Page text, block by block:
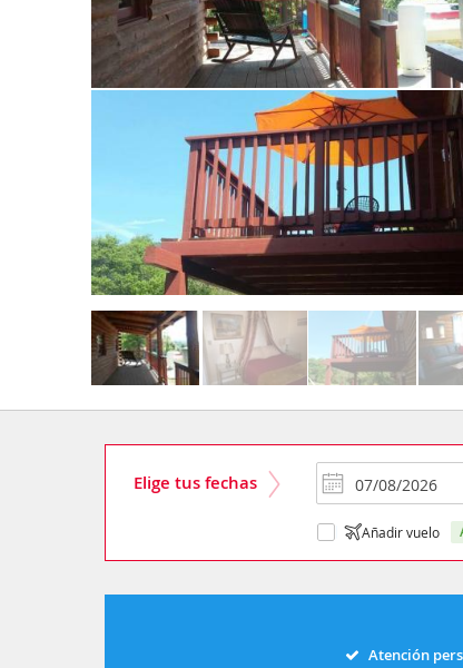
Elige tus fechas
Añadir vuelo
Atención